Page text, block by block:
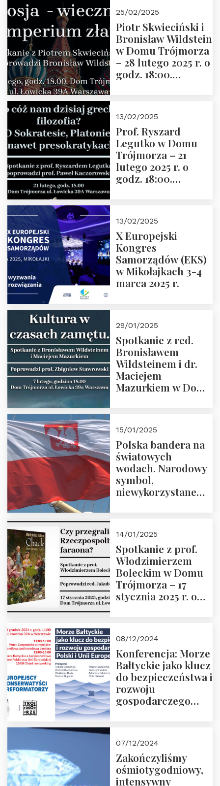
2025 r. godz. 17:30,
DAW ul. Miodowa
17/19
25/02/2025
Piotr Skwieciński i
Bronisław Wildstein
w Domu Trójmorza
– 28 lutego 2025 r. o
godz. 18:00.
13/02/2025
Prof. Ryszard
Legutko w Domu
Trójmorza – 21
lutego 2025 r. o
godz. 18:00.
Zapraszamy
13/02/2025
X Europejski
Kongres
Samorządów (EKS)
w Mikołajkach 3-4
marca 2025 r.
29/01/2025
Spotkanie z red.
Bronisławem
Wildsteinem i dr.
Maciejem
Mazurkiem w Domu
Prowadzi prof.
Zbigniew
Stawrowski
15/01/2025
Polska bandera na
światowych
wodach. Narodowy
symbol,
niewykorzystane
14/01/2025
Spotkanie z prof.
Włodzimierzem
Boleckim w Domu
Trójmorza – 17
stycznia 2025 r. o
08/12/2024
Konferencja: Morze
Bałtyckie jako klucz
do bezpieczeństwa i
rozwoju
gospodarczego
ZAPRASZAMY
07/12/2024
Zakończyliśmy
ośmiotygodniowy,
intensywny